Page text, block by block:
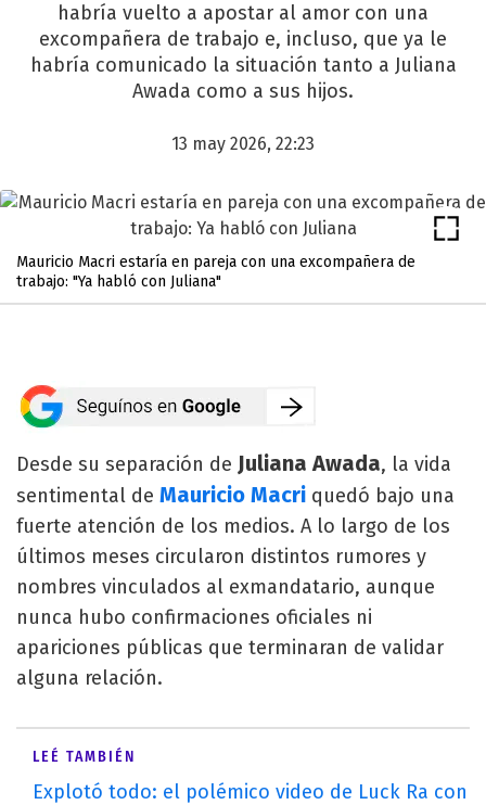
habría vuelto a apostar al amor con una
excompañera de trabajo e, incluso, que ya le
habría comunicado la situación tanto a Juliana
Awada como a sus hijos.
13 may 2026, 22:23
Mauricio Macri estaría en pareja con una excompañera de
trabajo: "Ya habló con Juliana"
Desde su separación de Juliana Awada, la vida
sentimental de Mauricio Macri quedó bajo una
fuerte atención de los medios. A lo largo de los
últimos meses circularon distintos rumores y
nombres vinculados al exmandatario, aunque
nunca hubo confirmaciones oficiales ni
apariciones públicas que terminaran de validar
alguna relación.
LEÉ TAMBIÉN
Explotó todo: el polémico video de Luck Ra con